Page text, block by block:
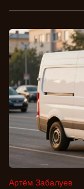
Артём Забалуев